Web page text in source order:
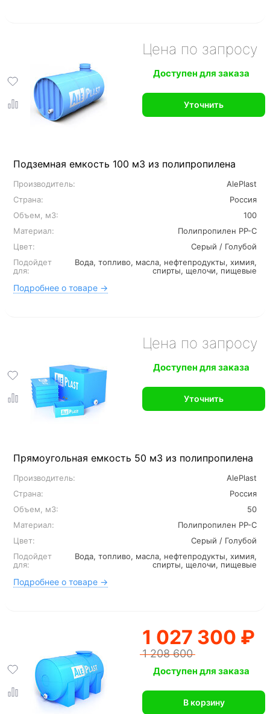
Подземная емкость 100 м3 из полипропилена
Производитель:
AlePlast
Страна:
Россия
Объем, м3:
100
Материал:
Полипропилен PP-C
Цвет:
Серый / Голубой
Подойдет
для:
Вода, топливо, масла, нефтепродукты, химия,
спирты, щелочи, пищевые
Подробнее о товаре →
Цена по запросу
Доступен для заказа
Уточнить
Прямоугольная емкость 50 м3 из полипропилена
Производитель:
AlePlast
Страна:
Россия
Объем, м3:
50
Материал:
Полипропилен PP-C
Цвет:
Серый / Голубой
Подойдет
для:
Вода, топливо, масла, нефтепродукты, химия,
спирты, щелочи, пищевые
Подробнее о товаре →
Цена по запросу
Доступен для заказа
Уточнить
1 027 300 ₽
1 208 600
Доступен для заказа
В корзину